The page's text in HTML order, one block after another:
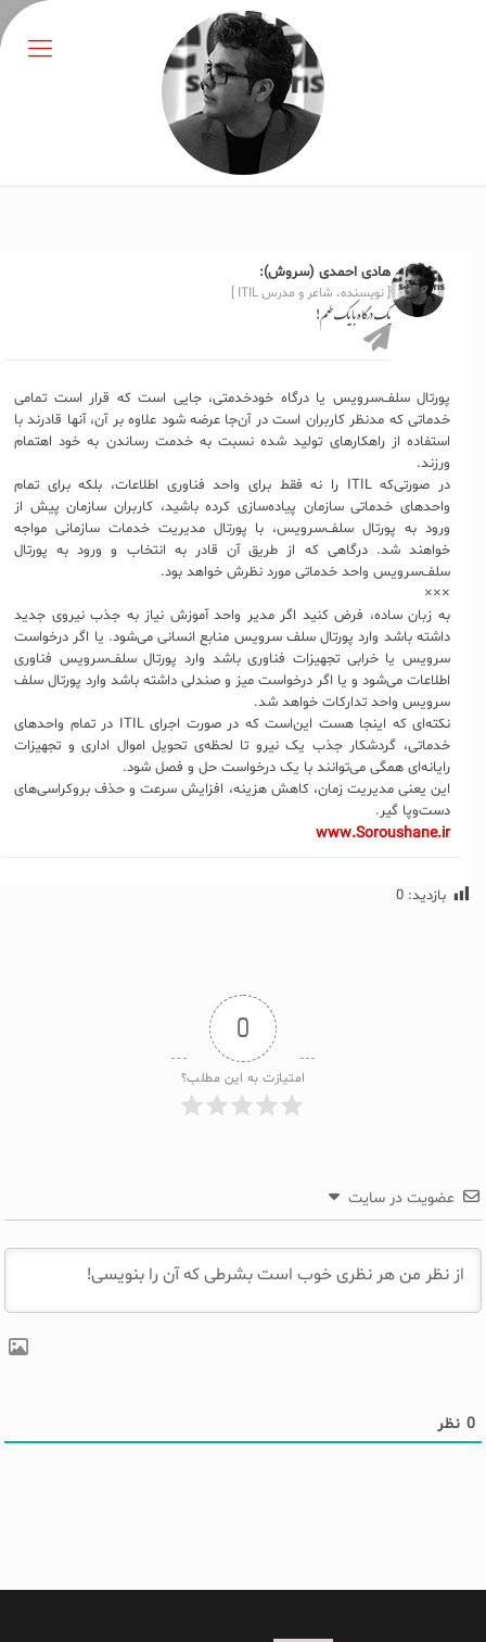
هادی احمدی (سروش):
[ نویسنده، شاعر و مدرس ITIL ]
یک درگاه با یک طعم!
پورتال سلف‌سرویس یا درگاه خودخدمتی، جایی است که قرار است تمامی
خدماتی که مدنظر کاربران است در آن‌جا عرضه شود علاوه بر آن، آنها قادرند با
استفاده از راهکارهای تولید شده نسبت به خدمت رساندن به خود اهتمام
ورزند.
در صورتی‌که ITIL را نه فقط برای واحد فناوری اطلاعات، بلکه برای تمام
واحدهای خدماتی سازمان پیاده‌سازی کرده باشید، کاربران سازمان پیش از
ورود به پورتال سلف‌سرویس، با پورتال مدیریت خدمات سازمانی مواجه
خواهند شد. درگاهی که از طریق آن قادر به انتخاب و ورود به پورتال
سلف‌سرویس واحد خدماتی مورد نظرش خواهد بود.
×××
به زبان ساده، فرض کنید اگر مدیر واحد آموزش نیاز به جذب نیروی جدید
داشته باشد وارد پورتال سلف سرویس منابع انسانی می‌شود. یا اگر درخواست
سرویس یا خرابی تجهیزات فناوری باشد وارد پورتال سلف‌سرویس فناوری
اطلاعات می‌شود و یا اگر درخواست میز و صندلی داشته باشد وارد پورتال سلف
سرویس واحد تدارکات خواهد شد.
نکته‌ای که اینجا هست این‌است که در صورت اجرای ITIL در تمام واحدهای
خدماتی، گردشکار جذب یک نیرو تا لحظه‌ی تحویل اموال اداری و تجهیزات
رایانه‌ای همگی می‌توانند با یک درخواست حل و فصل شود.
این یعنی مدیریت زمان، کاهش هزینه، افزایش سرعت و حذف بروکراسی‌های
دست‌وپا گیر.
www.Soroushane.ir
بازدید: 0
0
امتیازت به این مطلب؟
عضویت در سایت
0 نظر